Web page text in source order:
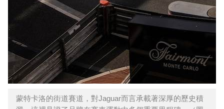
蒙特卡洛的街道賽道，對Jaguar而言承載著深厚的歷史積